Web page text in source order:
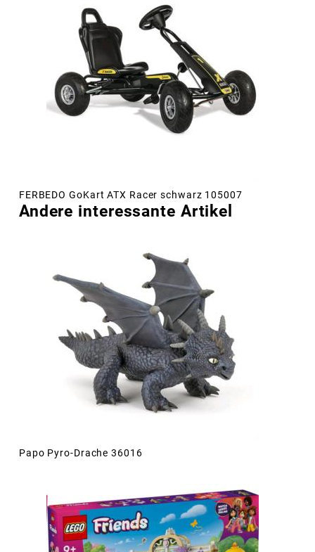
FERBEDO GoKart ATX Racer schwarz 105007
Andere interessante Artikel
Papo Pyro-Drache 36016